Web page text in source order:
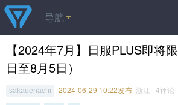
导航
【2024年7月】日服PLUS即将
日至8月5日）
sakauenachi 2024-06-29 10:22发布 浙江 4评论